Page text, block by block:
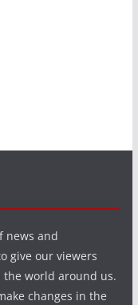
news and
give our viewers
the world around us.
changes in the